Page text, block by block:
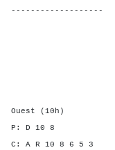
-------------------
Nord
P: A
K:
T: D
Ouest
P:
C: A R